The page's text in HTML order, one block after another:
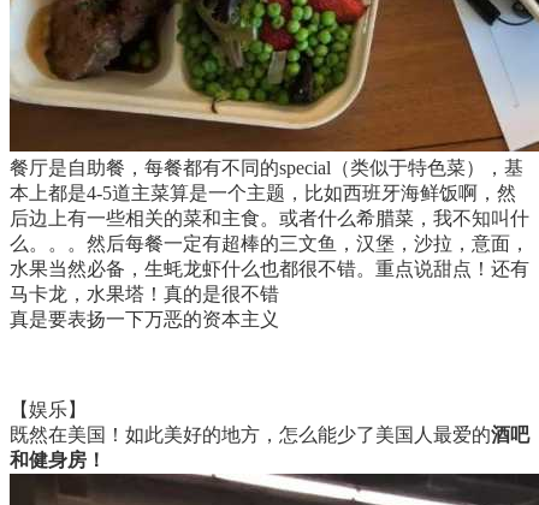
餐厅是自助餐，每餐都有不同的special（类似于特色菜），基
本上都是4-5道主菜算是一个主题，比如西班牙海鲜饭啊，然
后边上有一些相关的菜和主食。或者什么希腊菜，我不知叫什
么。。。然后每餐一定有超棒的三文鱼，汉堡，沙拉，意面，
水果当然必备，生蚝龙虾什么也都很不错。重点说甜点！还有
马卡龙，水果塔！真的是很不错
真是要表扬一下万恶的资本主义
【娱乐】
既然在美国！如此美好的地方，怎么能少了美国人最爱的酒吧
和健身房！